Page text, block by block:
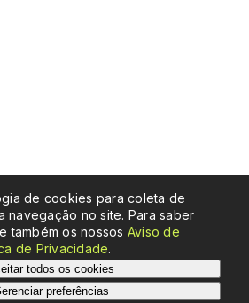
de cookies para coleta de
navegação no site. Para saber
e também os nossos Aviso de
de Privacidade.
todos os cookies
preferências
todos os cookies
Salvar preferências